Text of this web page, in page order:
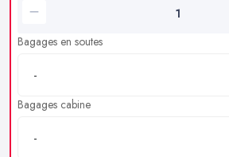
Bagages en soutes
Bagages cabine